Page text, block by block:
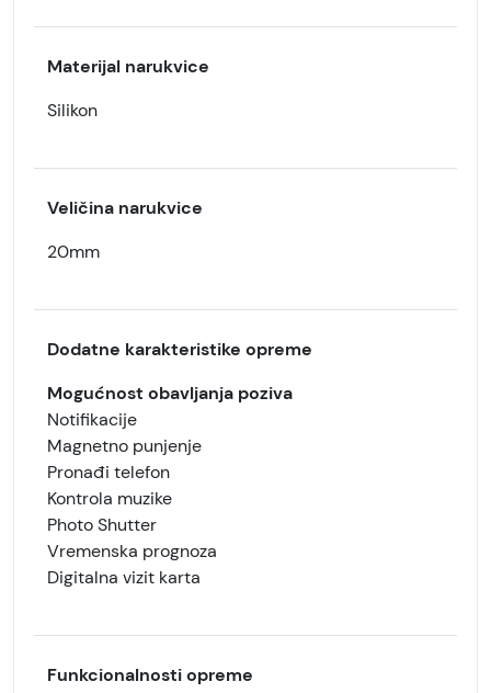
Materijal narukvice
Silikon
Veličina narukvice
20mm
Dodatne karakteristike opreme
Mogućnost obavljanja poziva
Notifikacije
Magnetno punjenje
Pronađi telefon
Kontrola muzike
Photo Shutter
Vremenska prognoza
Digitalna vizit karta
Funkcionalnosti opreme